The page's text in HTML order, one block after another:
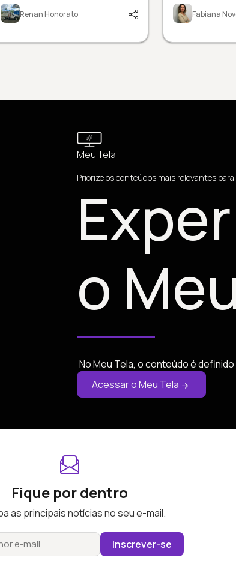
Renan Honorato Fabiana
Meu Tela
Priorize os conteúdos mais relevantes para
o
No Meu Tela, o conteúdo é
Acessar o Meu Tela
Fique por dentro
as principais notícias no seu e-mail.
Inscrever-se